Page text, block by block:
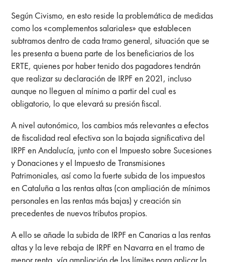
Según Civismo, en esto reside la problemática de medidas
como los «complementos salariales» que establecen
subtramos dentro de cada tramo general, situación que se
les presenta a buena parte de los beneficiarios de los
ERTE, quienes por haber tenido dos pagadores tendrán
que realizar su declaración de IRPF en 2021, incluso
aunque no lleguen al mínimo a partir del cual es
obligatorio, lo que elevará su presión fiscal.
A nivel autonómico, los cambios más relevantes a efectos
de fiscalidad real efectiva son la bajada significativa del
IRPF en Andalucía, junto con el Impuesto sobre Sucesiones
y Donaciones y el Impuesto de Transmisiones
Patrimoniales, así como la fuerte subida de los impuestos
en Cataluña a las rentas altas (con ampliación de mínimos
personales en las rentas más bajas) y creación sin
precedentes de nuevos tributos propios.
A ello se añade la subida de IRPF en Canarias a las rentas
altas y la leve rebaja de IRPF en Navarra en el tramo de
menor renta, vía ampliación de los límites para aplicar la